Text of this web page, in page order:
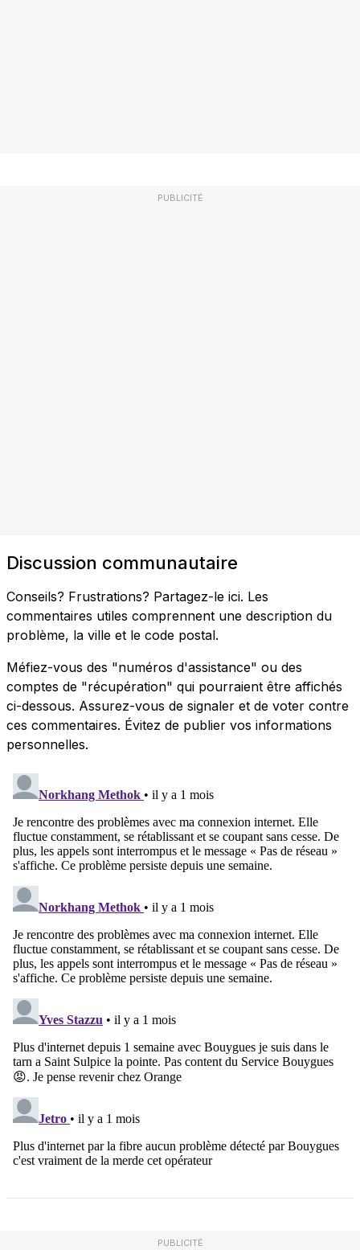
PUBLICITÉ
Discussion communautaire
Conseils? Frustrations? Partagez-le ici. Les
commentaires utiles comprennent une description du
problème, la ville et le code postal.
Méfiez-vous des "numéros d'assistance" ou des
comptes de "récupération" qui pourraient être affichés
ci-dessous. Assurez-vous de signaler et de voter contre
ces commentaires. Évitez de publier vos informations
personnelles.
PUBLICITÉ